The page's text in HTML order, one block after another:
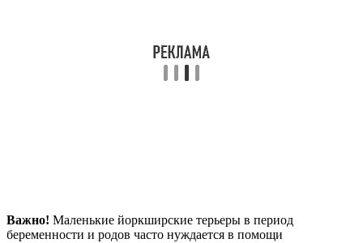
Важно! Маленькие йоркширские терьеры в период
беременности и родов часто нуждается в помощи